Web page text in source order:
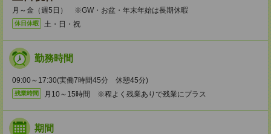
月～金（週5日） ※GW・お盆・年末年始は長期休暇
休日休暇 土・日・祝
勤務時間
09:00～17:30(実働7時間45分 休憩45分)
残業時間 月10～15時間 ※程よく残業ありで残業にプラス
期間